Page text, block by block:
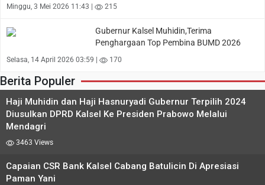
Minggu, 3 Mei 2026 11:43 | 215
Gubernur Kalsel Muhidin,Terima
Penghargaan Top Pembina BUMD 2026
Selasa, 14 April 2026 03:59 | 170
Berita Populer
Haji Muhidin dan Haji Hasnuryadi Gubernur Terpilih 2024
Diusulkan DPRD Kalsel Ke Presiden Prabowo Melalui
Mendagri
3463 Views
Capaian CSR Bank Kalsel Cabang Batulicin Di Apresiasi
Paman Yani